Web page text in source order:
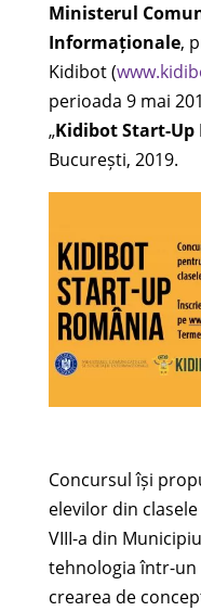
Ministerul
Informaționale,
Kidibot (
perioada 9 mai
„Kidibot Start-Up
București, 2019.
Concursul își
elevilor din
VIII-a din
tehnologia într-
crearea de